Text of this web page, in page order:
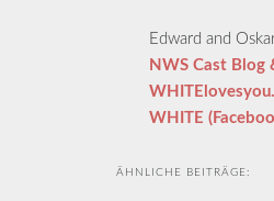
Edward and
NWS Cast Blog
WHITE
ÄHNLICHE BEITRÄGE: